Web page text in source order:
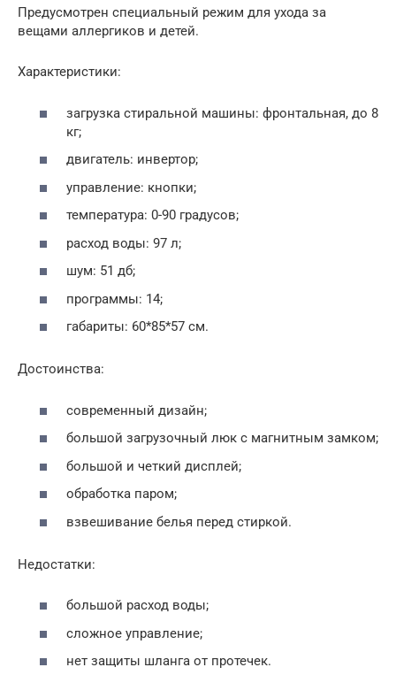
Предусмотрен специальный режим для ухода за
вещами аллергиков и детей.
Характеристики:
загрузка стиральной машины: фронтальная, до 8
кг;
двигатель: инвертор;
управление: кнопки;
температура: 0-90 градусов;
расход воды: 97 л;
шум: 51 дб;
программы: 14;
габариты: 60*85*57 см.
Достоинства:
современный дизайн;
большой загрузочный люк с магнитным замком;
большой и четкий дисплей;
обработка паром;
взвешивание белья перед стиркой.
Недостатки:
большой расход воды;
сложное управление;
нет защиты шланга от протечек.